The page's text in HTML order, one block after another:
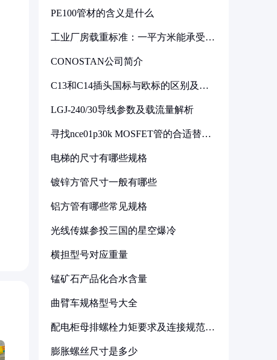
PE100管材的含义是什么
工业厂房载重标准：一平方米能承受多
CONOSTAN公司简介
C13和C14插头国标与欧标的区别及其
LGJ-240/30导线参数及载流量解析
寻找nce01p30k MOSFET管的合适替代
电梯的尺寸有哪些规格
镀锌方管尺寸一般有哪些
铝方管有哪些常见规格
光线传媒参投三国的星空爆冷
横担型号对应重量
锰矿石产品化合水含量
曲臂车规格型号大全
配电柜母排螺栓力矩要求及连接规范详
膨胀螺丝尺寸是多少